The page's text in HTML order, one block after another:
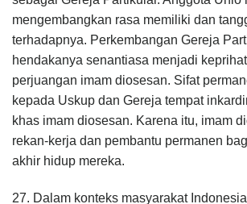
mengembangkan rasa memiliki dan
terhadapnya. Perkembangan Gereja
hendakanya senantiasa menjadi
perjuangan imam diosesan. Sifat
kepada Uskup dan Gereja tempat
khas imam diosesan. Karena itu, imam
rekan-kerja dan pembantu permanen
akhir hidup mereka.
27. Dalam konteks masyarakat